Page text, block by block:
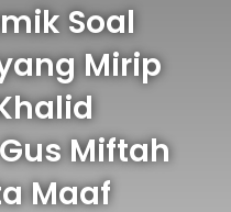
Soal
Mirip
Miftah
Maaf